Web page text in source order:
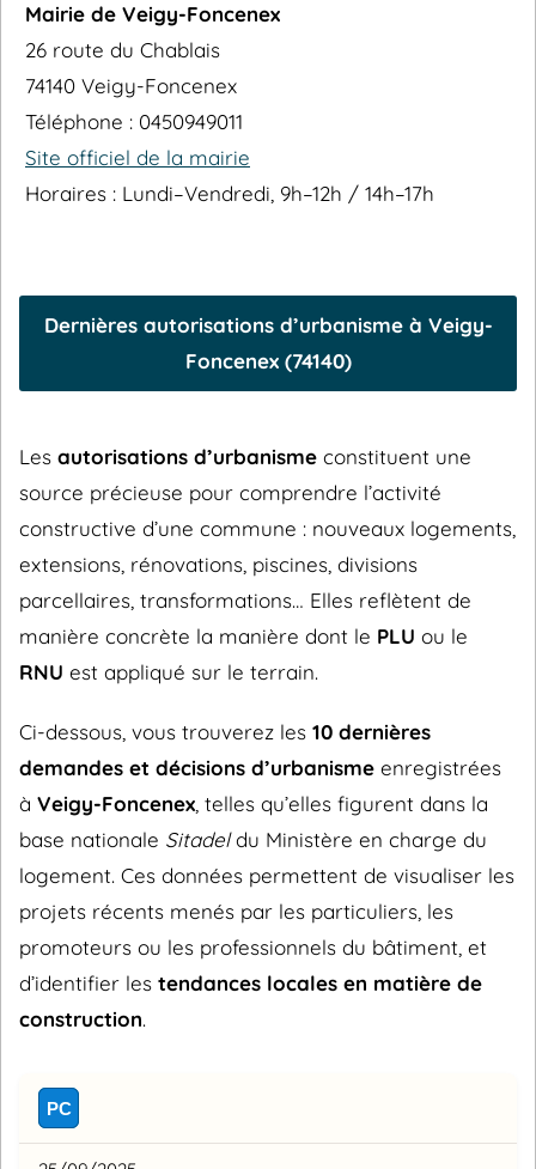
Mairie de Veigy-Foncenex
26 route du Chablais
74140 Veigy-Foncenex
Téléphone : 0450949011
Site officiel de la mairie
Horaires : Lundi–Vendredi, 9h–12h / 14h–17h
Dernières autorisations d’urbanisme à Veigy-
Foncenex (74140)
Les autorisations d’urbanisme constituent une
source précieuse pour comprendre l’activité
constructive d’une commune : nouveaux logements,
extensions, rénovations, piscines, divisions
parcellaires, transformations… Elles reflètent de
manière concrète la manière dont le PLU ou le
RNU est appliqué sur le terrain.
Ci-dessous, vous trouverez les 10 dernières
demandes et décisions d’urbanisme enregistrées
à Veigy-Foncenex , telles qu’elles figurent dans la
base nationale Sitadeldu Ministère en charge du
logement. Ces données permettent de visualiser les
projets récents menés par les particuliers, les
promoteurs ou les professionnels du bâtiment, et
d’identifier les tendances locales en matière de
construction.
PC